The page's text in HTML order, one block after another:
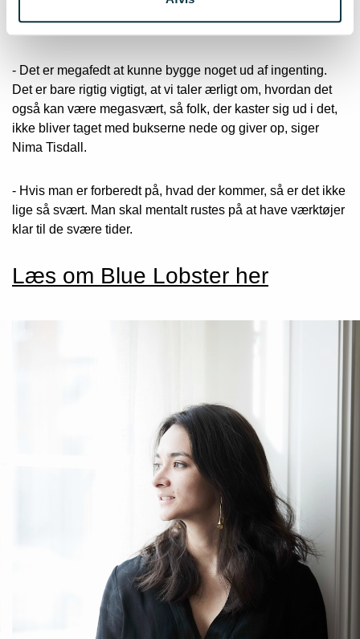
Hun understreger dog, at det er vigtigt samtidig at være
ærlig omkring, at iværksætteri er svært.
- Det er megafedt at kunne bygge noget ud af ingenting.
Det er bare rigtig vigtigt, at vi taler ærligt om, hvordan det
også kan være megasvært, så folk, der kaster sig ud i det,
ikke bliver taget med bukserne nede og giver op, siger
Nima Tisdall.
- Hvis man er forberedt på, hvad der kommer, så er det ikke
lige så svært. Man skal mentalt rustes på at have værktøjer
klar til de svære tider.
Læs om Blue Lobster her